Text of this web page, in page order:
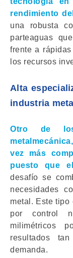
rendimiento
una robusta
parteaguas
frente a
los recursos
Alta
industria
Otro de
vez más
puesto que
desafío se
necesidades
metal. Este tipo
por control
milimétricos
resultados
demanda.